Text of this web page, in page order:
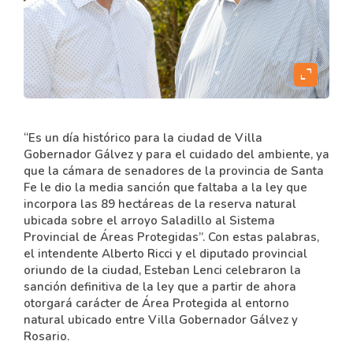
expand_content
“Es un día histórico para la ciudad de Villa
Gobernador Gálvez y para el cuidado del ambiente, ya
que la cámara de senadores de la provincia de Santa
Fe le dio la media sanción que faltaba a la ley que
incorpora las 89 hectáreas de la reserva natural
ubicada sobre el arroyo Saladillo al Sistema
Provincial de Áreas Protegidas”. Con estas palabras,
el intendente Alberto Ricci y el diputado provincial
oriundo de la ciudad, Esteban Lenci celebraron la
sanción definitiva de la ley que a partir de ahora
otorgará carácter de Área Protegida al entorno
natural ubicado entre Villa Gobernador Gálvez y
Rosario.